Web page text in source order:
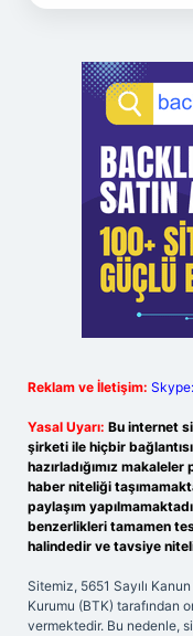
Reklam ve İletişim:
Yasal Uyarı: Bu internet
şirketi ile hiçbir
hazırladığımız
haber niteliği
paylaşım
benzerlikleri tamamen
halindedir ve tavsiye
Sitemiz, 5651 Sayılı
Kurumu (BTK) tarafından
vermektedir. Bu nedenle,